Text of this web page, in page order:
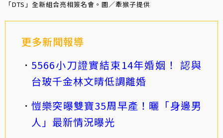
「DTS」全新組合亮相簽名會。圖／牽猴子提供
更多新聞報導
5566小刀證實結束14年婚姻！ 認與
台玻千金林文晴低調離婚
愷樂突曝雙寶35周早產！曬「身邊男
人」最新情況曝光